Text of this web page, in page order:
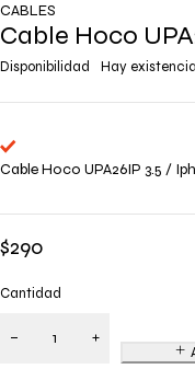
CABLES
Cable Hoco
Disponibilidad Hay
Cable Hoco UPA26IP 3.5 /
$290
Cantidad